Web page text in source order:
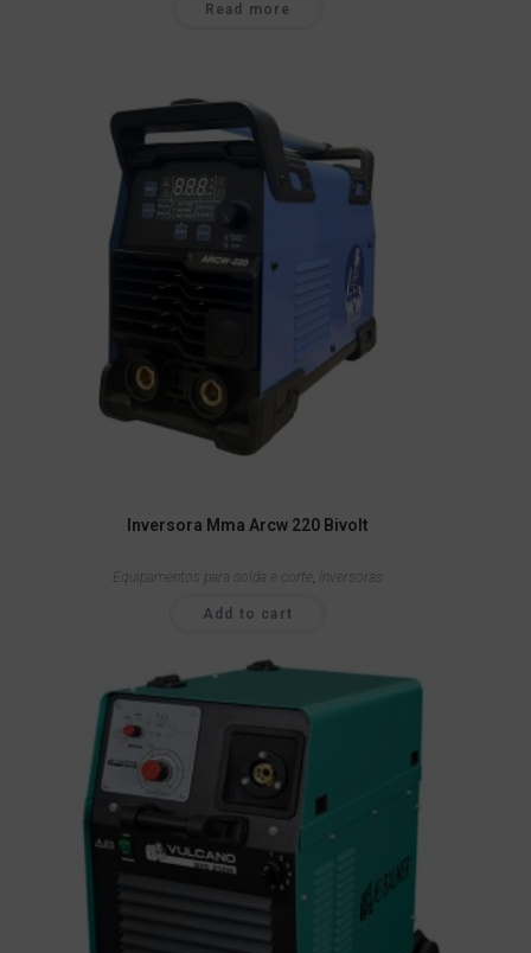
Read more
Inversora Mma Arcw 220 Bivolt
Equipamentos para solda e corte, Inversoras
Add to cart